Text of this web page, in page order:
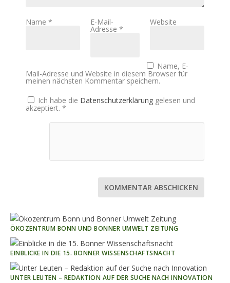
Name * E-Mail-
Adresse *
Website
Name, E-
Mail-Adresse und Website in diesem Browser für
meinen nächsten Kommentar speichern.
Ich habe die Datenschutzerklärung gelesen und
akzeptiert. *
KOMMENTAR ABSCHICKEN
ÖKOZENTRUM BONN UND BONNER UMWELT ZEITUNG
EINBLICKE IN DIE 15. BONNER WISSENSCHAFTSNACHT
UNTER LEUTEN – REDAKTION AUF DER SUCHE NACH INNOVATION